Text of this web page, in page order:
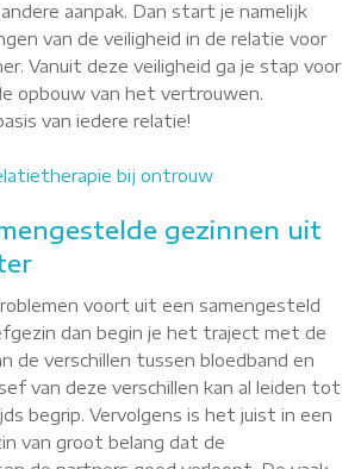
aanpak. Dan start je namelijk
van de veiligheid in de relatie voor
Vanuit deze veiligheid ga je stap voor
opbouw van het vertrouwen.
van iedere relatie!
bij ontrouw
gezinnen uit
voort uit een samengesteld
dan begin je het traject met de
de verschillen tussen bloedband en
van deze verschillen kan al leiden tot
begrip. Vervolgens is het juist in een
van groot belang dat de